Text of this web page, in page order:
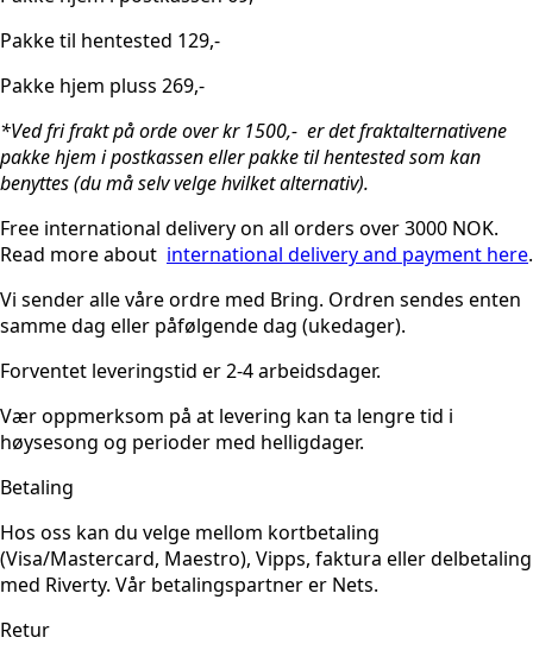
Pakke til hentested 129,-
Pakke hjem pluss 269,-
*Ved fri frakt på orde over kr 1500,- er det fraktalternativene
pakke hjem i postkassen eller pakke til hentested som kan
benyttes (du må selv velge hvilket alternativ).
Free international delivery on all orders over 3000 NOK.
Read more about international delivery and payment here.
Vi sender alle våre ordre med Bring. Ordren sendes enten
samme dag eller påfølgende dag (ukedager).
Forventet leveringstid er 2-4 arbeidsdager.
Vær oppmerksom på at levering kan ta lengre tid i
høysesong og perioder med helligdager.
Betaling
Hos oss kan du velge mellom kortbetaling
(Visa/Mastercard, Maestro), Vipps, faktura eller delbetaling
med Riverty. Vår betalingspartner er Nets.
Retur